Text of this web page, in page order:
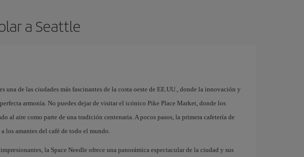
a Seattle
una de las ciudades más fascinantes de la costa oeste de EE.UU., donde la innovación y
armonía. No puedes dejar de visitar el icónico Pike Place Market, donde los
al aire como parte de una tradición centenaria. A pocos pasos, la primera cafetería de
los amantes del café de todo el mundo.
la Space Needle ofrece una panorámica espectacular de la ciudad y sus